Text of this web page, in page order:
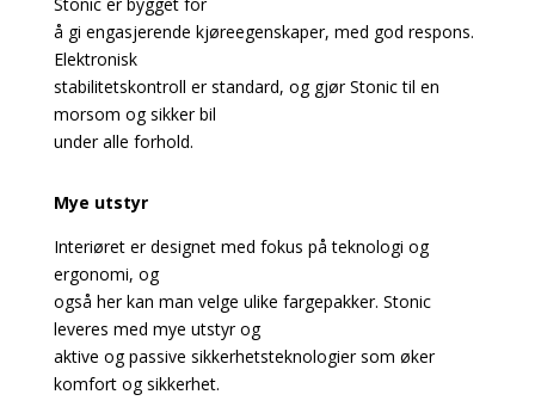
å gi engasjerende kjøreegenskaper, med god respons.
Elektronisk
stabilitetskontroll er standard, og gjør Stonic til en
morsom og sikker bil
under alle forhold.
Mye utstyr
Interiøret er designet med fokus på teknologi og
ergonomi, og
også her kan man velge ulike fargepakker. Stonic
leveres med mye utstyr og
aktive og passive sikkerhetsteknologier som øker
komfort og sikkerhet.